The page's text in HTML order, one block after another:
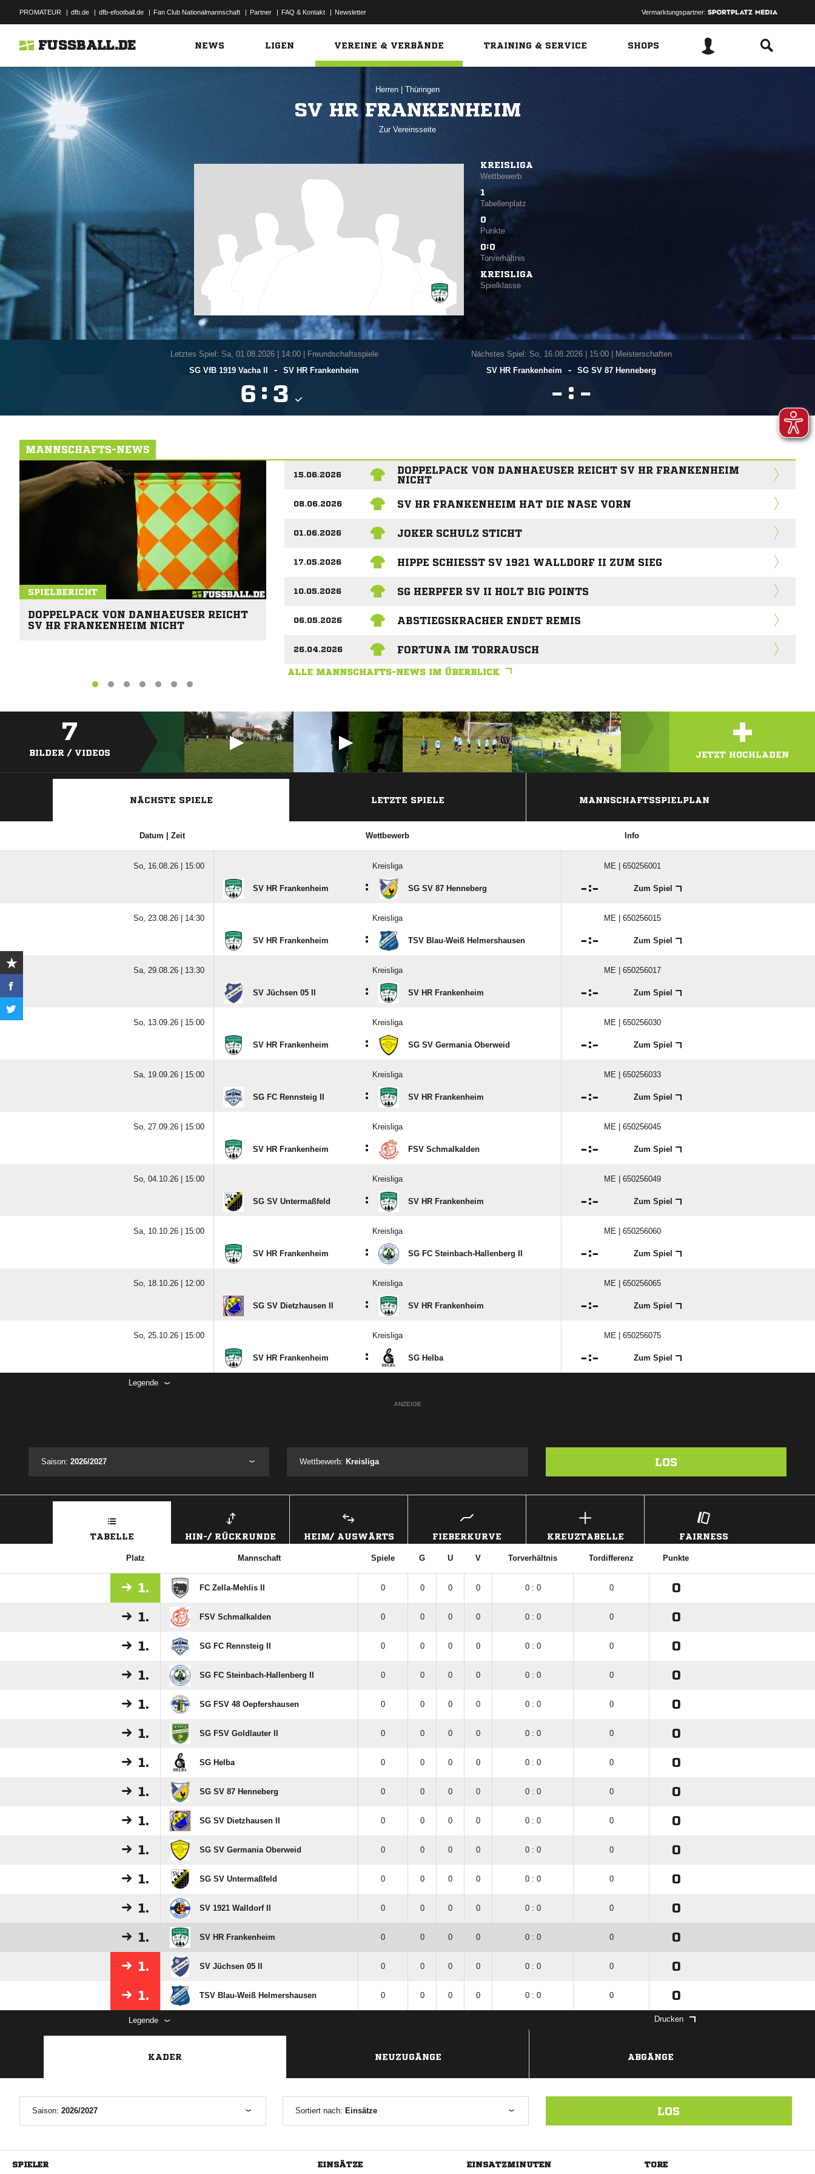
PROMATEUR | dfb.de | dfb-efootball.de | Fan Club Nationalmannschaft | Partner | FAQ & Kontakt | Newsletter Vermarktungspartner:
FUSSBALL.DE NEWS LIGEN VEREINE & VERBÄNDE TRAINING & SERVICE SHOPS
Herren Thüringen
SV HR FRANKENHEIM
Zur Vereinsseite
KREISLIGA
Wettbewerb
1
Tabellenplatz
0
Punkte
0:0
Torverhältnis
KREISLIGA
Spielklasse
Letztes Spiel: Sa, 01.08.2026| 14:00 | Freundschaftsspiele
SG VfB 1919 Vacha II
- SV HR Frankenheim
 : 
Nächstes Spiel: So, 16.08.2026| 15:00 | Meisterschaften
SV HR Frankenheim
- SG SV 87 Henneberg
 : 
MANNSCHAFTS-NEWS
SPIELBERICHT
DOPPELPACK VON DANHAEUSER REICHT
SV HR FRANKENHEIM NICHT
15.06.2026
DOPPELPACK VON DANHAEUSER REICHT SV HR FRANKENHEIM
NICHT
08.06.2026 SV HR FRANKENHEIM HAT DIE NASE VORN
01.06.2026 JOKER SCHULZ STICHT
17.05.2026 HIPPE SCHIESST SV 1921 WALLDORF II ZUM SIEG
10.05.2026 SG HERPFER SV II HOLT BIG POINTS
06.05.2026 ABSTIEGSKRACHER ENDET REMIS
26.04.2026 FORTUNA IM TORRAUSCH
ALLE MANNSCHAFTS-NEWS IM ÜBERBLICK
7
BILDER / VIDEOS +
JETZT HOCHLADEN
NÄCHSTE SPIELE LETZTE SPIELE MANNSCHAFTSSPIELPLAN
Datum | Zeit Wettbewerb Info
So, 16.08.26 | 15:00 Kreisliga ME | 650256001
SV HR Frankenheim : SG SV 87 Henneberg : Zum Spiel
So, 23.08.26 | 14:30 Kreisliga ME | 650256015
SV HR Frankenheim : TSV Blau-Weiß Helmershausen : Zum Spiel
Sa, 29.08.26 | 13:30 Kreisliga ME | 650256017
SV Jüchsen 05 II : SV HR Frankenheim : Zum Spiel
So, 13.09.26 | 15:00 Kreisliga ME | 650256030
SV HR Frankenheim : SG SV Germania Oberweid : Zum Spiel
Sa, 19.09.26 | 15:00 Kreisliga ME | 650256033
SG FC Rennsteig II : SV HR Frankenheim : Zum Spiel
So, 27.09.26 | 15:00 Kreisliga ME | 650256045
SV HR Frankenheim : FSV Schmalkalden : Zum Spiel
So, 04.10.26 | 15:00 Kreisliga ME | 650256049
SG SV Untermaßfeld : SV HR Frankenheim : Zum Spiel
Sa, 10.10.26 | 15:00 Kreisliga ME | 650256060
SV HR Frankenheim : SG FC Steinbach-Hallenberg II : Zum Spiel
So, 18.10.26 | 12:00 Kreisliga ME | 650256065
SG SV Dietzhausen II : SV HR Frankenheim : Zum Spiel
So, 25.10.26 | 15:00 Kreisliga ME | 650256075
SV HR Frankenheim : SG Helba : Zum Spiel
Legende
ANZEIGE
Saison: 2026/2027 Wettbewerb: Kreisliga LOS
TABELLE HIN-/ RÜCKRUNDE HEIM/ AUSWÄRTS FIEBERKURVE KREUZTABELLE FAIRNESS
Platz Mannschaft Spiele G U V Torverhältnis Tordifferenz Punkte
1. FC Zella-Mehlis II 0 0 0 0 0 : 0 0 0
1. FSV Schmalkalden 0 0 0 0 0 : 0 0 0
1. SG FC Rennsteig II 0 0 0 0 0 : 0 0 0
1. SG FC Steinbach-Hallenberg II 0 0 0 0 0 : 0 0 0
1. SG FSV 48 Oepfershausen 0 0 0 0 0 : 0 0 0
1. SG FSV Goldlauter II 0 0 0 0 0 : 0 0 0
1. SG Helba 0 0 0 0 0 : 0 0 0
1. SG SV 87 Henneberg 0 0 0 0 0 : 0 0 0
1. SG SV Dietzhausen II 0 0 0 0 0 : 0 0 0
1. SG SV Germania Oberweid 0 0 0 0 0 : 0 0 0
1. SG SV Untermaßfeld 0 0 0 0 0 : 0 0 0
1. SV 1921 Walldorf II 0 0 0 0 0 : 0 0 0
1. SV HR Frankenheim 0 0 0 0 0 : 0 0 0
1. SV Jüchsen 05 II 0 0 0 0 0 : 0 0 0
1. TSV Blau-Weiß Helmershausen 0 0 0 0 0 : 0 0 0
Legende Drucken
KADER NEUZUGÄNGE ABGÄNGE
Saison: 2026/2027 Sortiert nach: Einsätze LOS
SPIELER EINSÄTZE EINSATZMINUTEN TORE